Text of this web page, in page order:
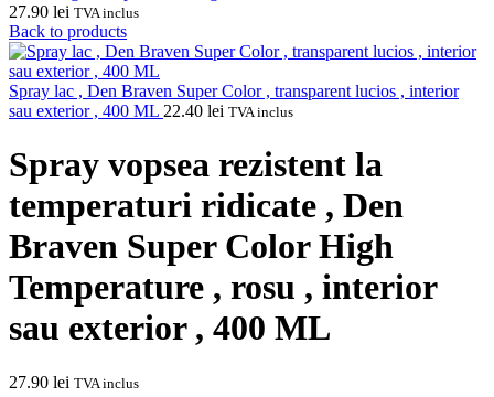
27.90 lei TVA inclus
Back to products
Spray lac , Den Braven Super Color , transparent lucios , interior
sau exterior , 400 ML 22.40 lei TVA inclus
Spray vopsea rezistent la
temperaturi ridicate , Den
Braven Super Color High
Temperature , rosu , interior
sau exterior , 400 ML
27.90 lei TVA inclus